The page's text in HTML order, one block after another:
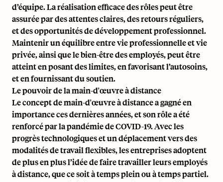
d’équipe. La réalisation efficace des rôles peut être
assurée par des attentes claires, des retours réguliers,
et des opportunités de développement professionnel.
Maintenir un équilibre entre vie professionnelle et vie
privée, ainsi que le bien-être des employés, peut être
atteint en posant des limites, en favorisant l’autosoins,
et en fournissant du soutien.
Le pouvoir de la main-d'œuvre à distance
Le concept de main-d'œuvre à distance a gagné en
importance ces dernières années, et son rôle a été
renforcé par la pandémie de COVID-19. Avec les
progrès technologiques et un déplacement vers des
modalités de travail flexibles, les entreprises adoptent
de plus en plus l’idée de faire travailler leurs employés
à distance, que ce soit à temps plein ou à temps partiel.